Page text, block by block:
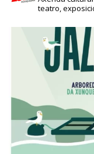
teatro,